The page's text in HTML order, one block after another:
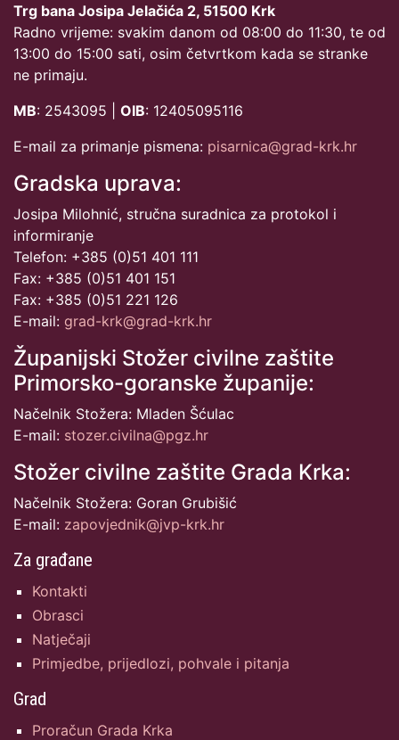
Trg bana Josipa Jelačića 2, 51500 Krk
Radno vrijeme: svakim danom od 08:00 do 11:30, te od
13:00 do 15:00 sati, osim četvrtkom kada se stranke
ne primaju.
MB: 2543095 | OIB: 12405095116
E-mail za primanje pismena: pisarnica@grad-krk.hr
Gradska uprava:
Josipa Milohnić, stručna suradnica za protokol i
informiranje
Telefon: +385 (0)51 401 111
Fax: +385 (0)51 401 151
Fax: +385 (0)51 221 126
E-mail: grad-krk@grad-krk.hr
Županijski Stožer civilne zaštite
Primorsko-goranske županije:
Načelnik Stožera: Mladen Šćulac
E-mail: stozer.civilna@pgz.hr
Stožer civilne zaštite Grada Krka:
Načelnik Stožera: Goran Grubišić
E-mail: zapovjednik@jvp-krk.hr
Za građane
Kontakti
Obrasci
Natječaji
Primjedbe, prijedlozi, pohvale i pitanja
Grad
Proračun Grada Krka